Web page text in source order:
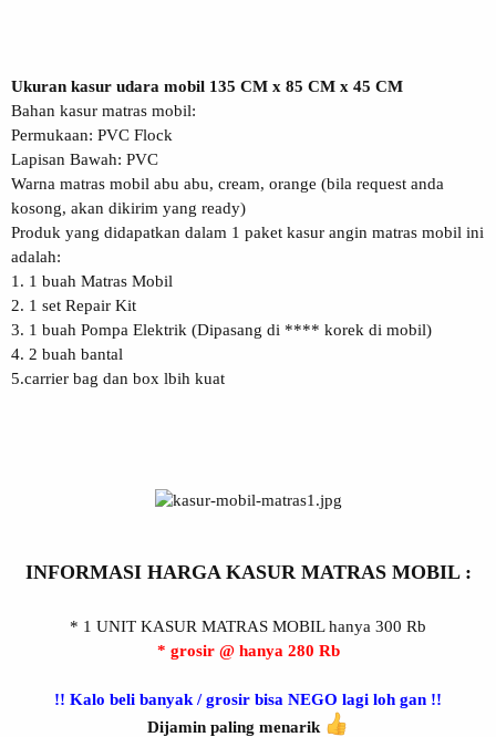
Ukuran kasur udara mobil 135 CM x 85 CM x 45 CM
Bahan kasur matras mobil:
Permukaan: PVC Flock
Lapisan Bawah: PVC
Warna matras mobil abu abu, cream, orange (bila request anda
kosong, akan dikirim yang ready)
Produk yang didapatkan dalam 1 paket kasur angin matras mobil ini
adalah:
1. 1 buah Matras Mobil
2. 1 set Repair Kit
3. 1 buah Pompa Elektrik (Dipasang di **** korek di mobil)
4. 2 buah bantal
5.carrier bag dan box lbih kuat
INFORMASI HARGA KASUR MATRAS MOBIL :
* 1 UNIT KASUR MATRAS MOBIL hanya 300 Rb
* grosir @ hanya 280 Rb
!! Kalo beli banyak / grosir bisa NEGO lagi loh gan !!
Dijamin paling menarik